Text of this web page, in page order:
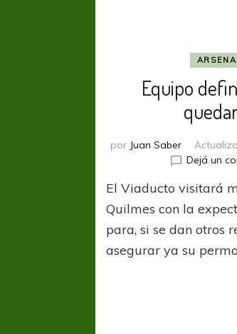
Equipo
por Juan Saber
Dejá un
El Viaducto visitará
Quilmes con la
para, si se dan otros
asegurar ya su